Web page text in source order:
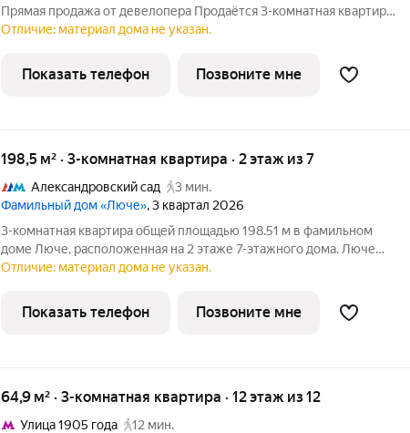
Прямая продажа от девелопера Продаётся 3-комнатная квартира
общей площадью 193.50 м. Этаж из 9. «Казачий» новый клубный
вблизи
Отличие: материал дома не указан.
Показать телефон Позвоните мне
198,5 м² · 3-комнатная квартира · 2 этаж из 7
Александровский сад
3 мин.
Фамильный дом «Люче», 3 квартал 2026
3-комнатная квартира общей площадью 198.51 м в фамильном
доме Люче, расположенная на 2 этаже 7-этажного дома. Люче
Клубный дом в самом сердце исторической Москвы, в охранной
квартиры, площадью от
Отличие: материал дома не указан.
Показать телефон Позвоните мне
64,9 м² · 3-комнатная квартира · 12 этаж из 12
Улица 1905 года 12 мин.